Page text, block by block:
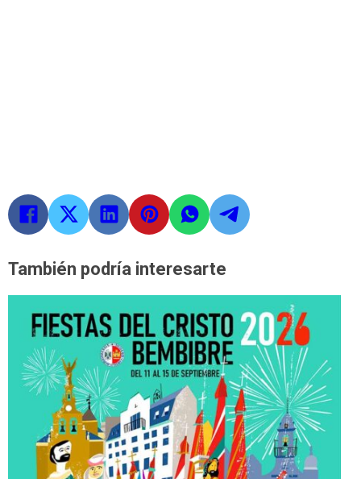
También podría interesarte